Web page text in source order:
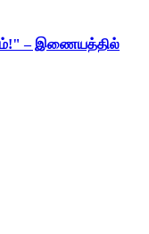
– இணையத்தில்